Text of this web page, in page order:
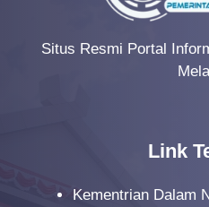
Situs Resmi Portal
Link
Kementrian Dalam